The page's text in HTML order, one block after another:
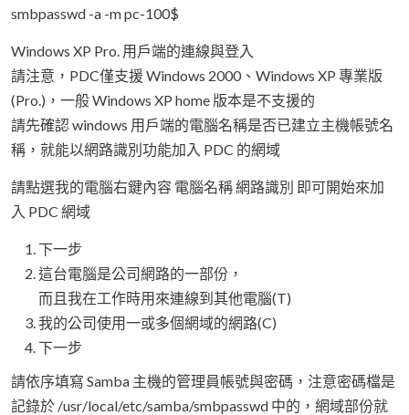
smbpasswd -a -m pc-100$
Windows XP Pro. 用戶端的連線與登入
請注意，PDC僅支援 Windows 2000、Windows XP 專業版
(Pro.)，一般 Windows XP home 版本是不支援的
請先確認 windows 用戶端的電腦名稱是否已建立主機帳號名
稱，就能以網路識別功能加入 PDC 的網域
請點選我的電腦右鍵內容 電腦名稱 網路識別 即可開始來加
入 PDC 網域
下一步
這台電腦是公司網路的一部份，
而且我在工作時用來連線到其他電腦(T)
我的公司使用一或多個網域的網路(C)
下一步
請依序填寫 Samba 主機的管理員帳號與密碼，注意密碼檔是
記錄於 /usr/local/etc/samba/smbpasswd 中的，網域部份就